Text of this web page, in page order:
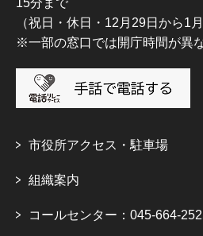
15分まで
（祝日・休日・12月29日から1
※一部の窓口では開庁時間が異
市役所アクセス・駐車場
組織案内
コールセンター：045-664-